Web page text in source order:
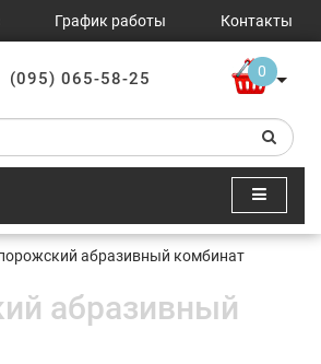
График работы Контакты
(095) 065-58-25 0
абразивный комбинат
абразивный